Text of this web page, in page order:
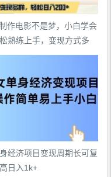
作电影不是梦，小白学会
熟练上手，变现方式多
入2张+
经济项目变现周期长可复
日入1k+